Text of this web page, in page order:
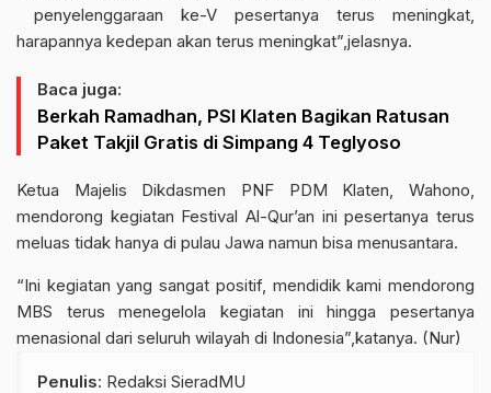
penyelenggaraan ke-V pesertanya terus meningkat,
harapannya kedepan akan terus meningkat”,jelasnya.
Baca juga:
Berkah Ramadhan, PSI Klaten Bagikan Ratusan
Paket Takjil Gratis di Simpang 4 Teglyoso
Ketua Majelis Dikdasmen PNF PDM Klaten, Wahono,
mendorong kegiatan Festival Al-Qur’an ini pesertanya terus
meluas tidak hanya di pulau Jawa namun bisa menusantara.
“Ini kegiatan yang sangat positif, mendidik kami mendorong
MBS terus menegelola kegiatan ini hingga pesertanya
menasional dari seluruh wilayah di Indonesia”,katanya. (Nur)
Penulis: Redaksi SieradMU